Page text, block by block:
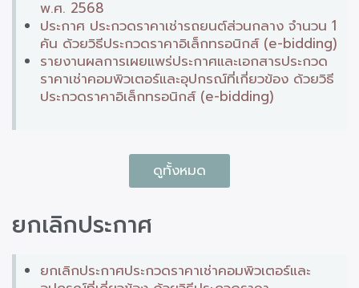
พ.ศ. 2568
ประกาศ ประกวดราคาเช่ารถยนต์ส่วนกลาง จำนวน 1
คัน ด้วยวิธีประกวดราคาอิเล็กทรอนิกส์ (e-bidding)
รายงานผลการเผยแพร่ประกาศและเอกสารประกวด
ราคาเช่าคอมพิวเตอร์และอุปกรณ์ที่เกี่ยวข้อง ด้วยวิธี
ประกวดราคาอิเล็กทรอนิกส์ (e-bidding)
ดูทั้งหมด
ยกเลิกประกาศ
ยกเลิกประกาศประกวดราคาเช่าคอมพิวเตอร์และ